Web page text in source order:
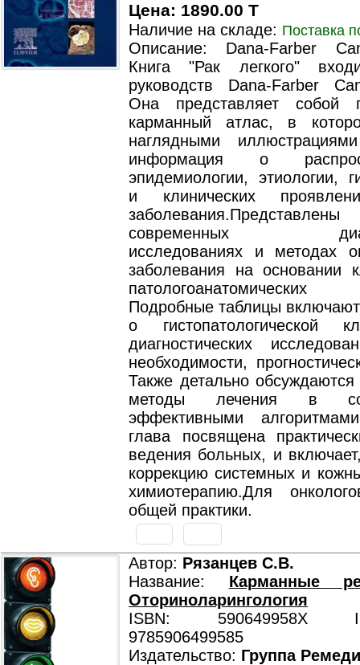
Цена: 1890.00 T
Наличие на складе: Поставка
Описание: Dana-Farber
Книга "Рак легкого"
руководств Dana-Farber
Она представляет собой
карманный атлас, в
наглядными
информация о
эпидемиологии, этиологии,
и клинических
современных
исследованиях и методах
заболевания на основании
Подробные таблицы
о гистопатологической
диагностических
необходимости,
Также детально
методы лечения в
эффективными
глава посвящена
ведения больных, и
коррекцию системных и
химиотерапию.Для
общей практики.
Автор: Рязанцев С.В.
Название: Карманные
Оториноларингология
ISBN: 590649958X
9785906499585
Издательство: Группа